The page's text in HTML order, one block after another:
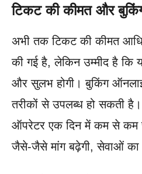
टिकट की कीमत और
अभी तक टिकट की कीमत
की गई है, लेकिन उम्मीद है कि
और सुलभ होगी। बुकिंग
तरीकों से उपलब्ध हो सकती
ऑपरेटर एक दिन में कम से कम
जैसे-जैसे मांग बढ़ेगी, सेवाओं का